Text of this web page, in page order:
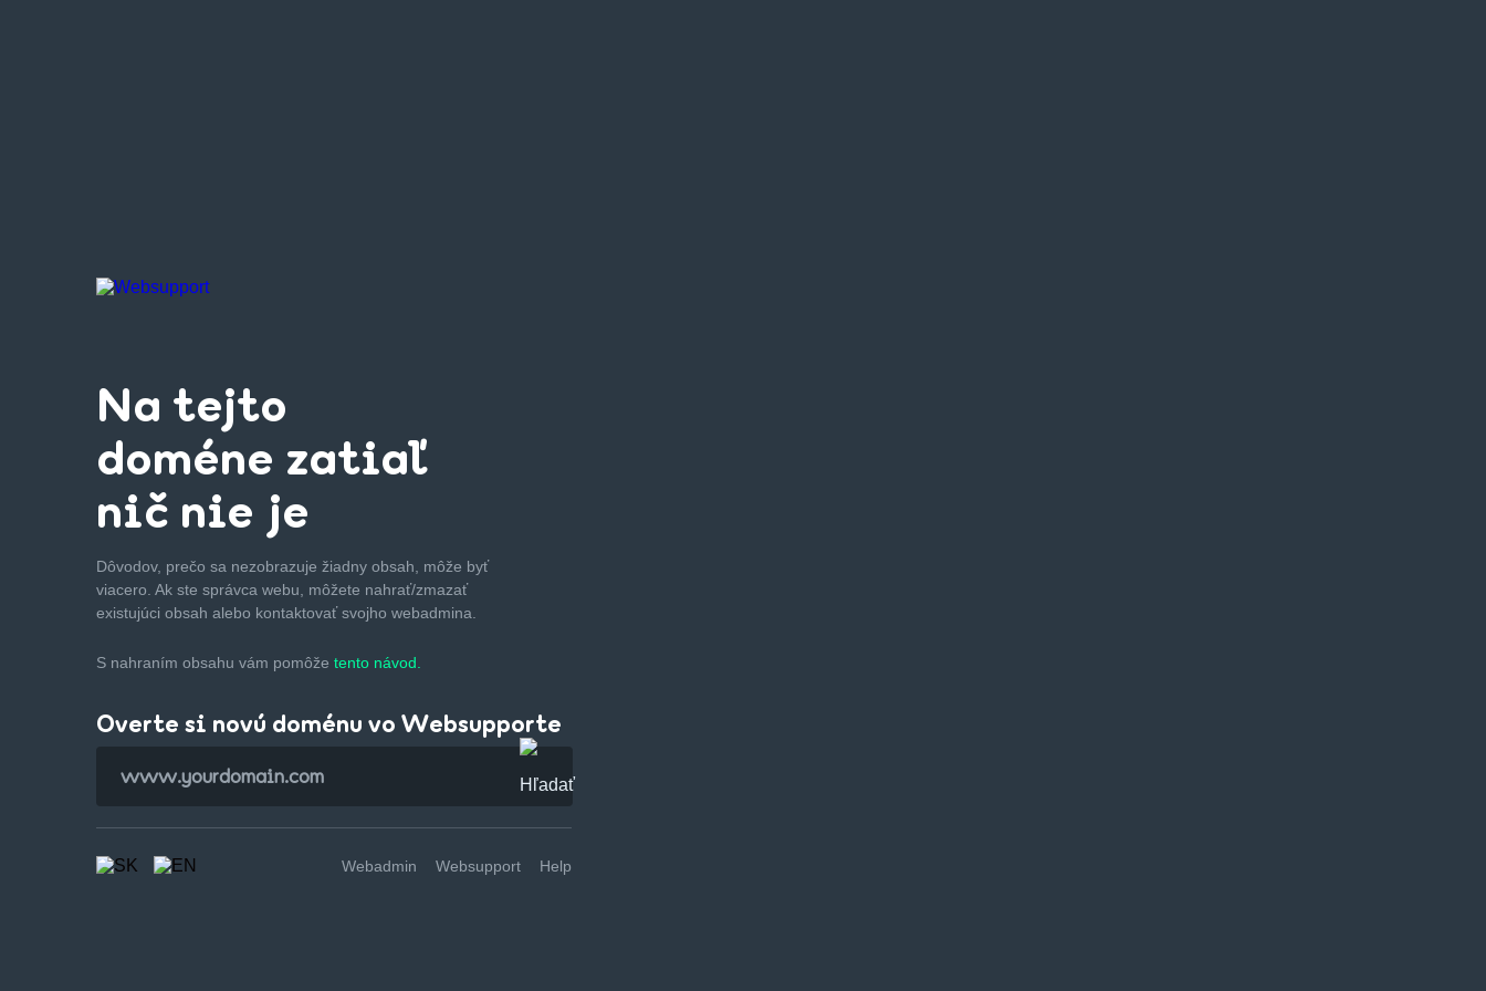
Na tejto
doméne zatiaľ
nič nie je
Dôvodov, prečo sa nezobrazuje žiadny obsah, môže byť
viacero. Ak ste správca webu, môžete nahrať/zmazať
existujúci obsah alebo kontaktovať svojho webadmina.
S nahraním obsahu vám pomôže tento návod.
Overte si novú doménu vo Websupporte
Webadmin Websupport Help